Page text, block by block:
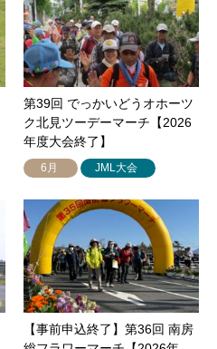
第39回 でっかいどうオホーツ
ク北見ツーデーマーチ【2026
年度大会終了】
6月 JML大会
【事前申込終了】第36回 南房